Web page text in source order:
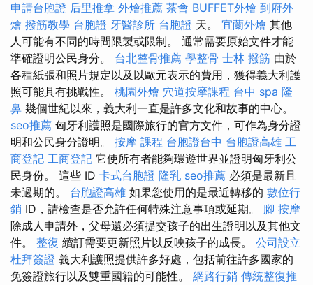
申請台胞證 后里推拿 外燴推薦 茶會 BUFFET外燴 到府外
燴 撥筋教學 台胞證 牙醫診所 台胞證 天。 宜蘭外燴 其他
人可能有不同的時間限製或限制。 通常需要原始文件才能
準確證明公民身分。 台北整骨推薦 學整骨 士林 撥筋 由於
各種紙張和照片規定以及以歐元表示的費用，獲得義大利護
照可能具有挑戰性。 桃園外燴 穴道按摩課程 台中 spa 隆
鼻 幾個世紀以來，義大利一直是許多文化和故事的中心。
seo推薦 匈牙利護照是國際旅行的官方文件，可作為身分證
明和公民身分證明。 按摩 課程 台胞證台中 台胞證高雄 工
商登記 工商登記 它使所有者能夠環遊世界並證明匈牙利公
民身份。 這些 ID 卡式台胞證 隆乳 seo推薦 必須是最新且
未過期的。 台胞證高雄 如果您使用的是最近轉移的 數位行
銷 ID，請檢查是否允許任何特殊注意事項或延期。 腳 按摩
除成人申請外，父母還必須提交孩子的出生證明以及其他文
件。 整復 續訂需要更新照片以反映孩子的成長。 公司設立
杜拜簽證 義大利護照提供許多好處，包括前往許多國家的
免簽證旅行以及雙重國籍的可能性。 網路行銷 傳統整復推